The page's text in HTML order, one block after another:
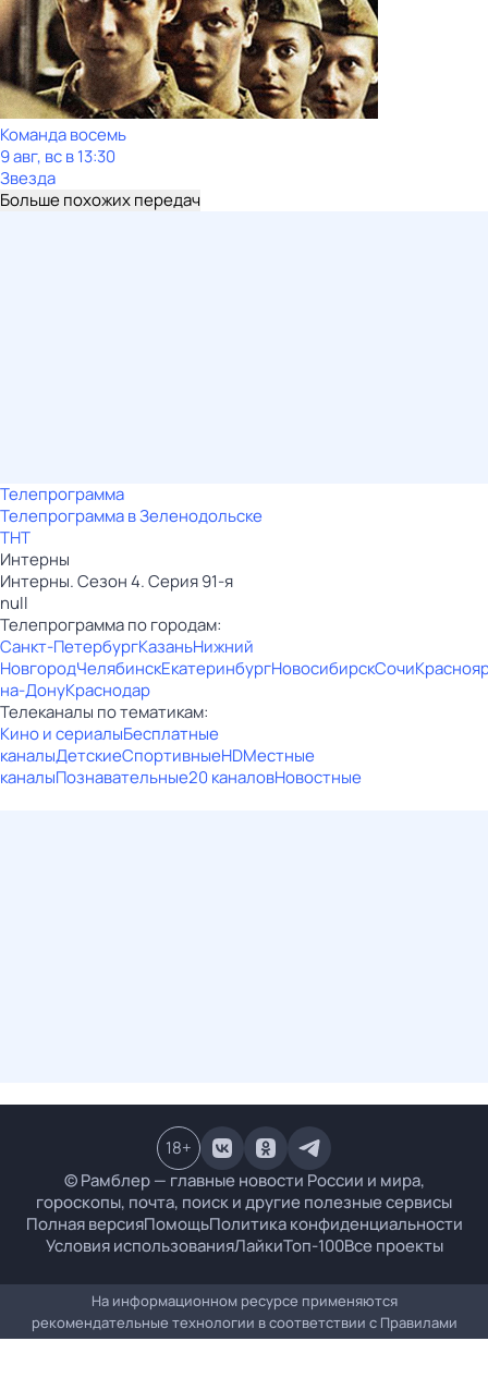
Команда восемь
9 авг, вс в 13:30
Звезда
Больше похожих передач
Телепрограмма
Телепрограмма в Зеленодольске
ТНТ
Интерны
Интерны. Сезон 4. Серия 91-я
null
Телепрограмма по городам:
Санкт-ПетербургКазаньНижний
НовгородЧелябинскЕкатеринбургНовосибирскСочи
на-ДонуКраснодар
Телеканалы по тематикам:
Кино и сериалыБесплатные
каналыДетскиеСпортивныеHDМестные
каналыПознавательные20 каналовНовостные
© Рамблер — главные новости России и мира,
гороскопы, почта, поиск и другие полезные сервисы
Полная версияПомощьПолитика конфиденциальности
Условия использованияЛайкиТоп-100Все проекты
18+
На информационном ресурсе применяются
рекомендательные технологии в соответствии с Правилами